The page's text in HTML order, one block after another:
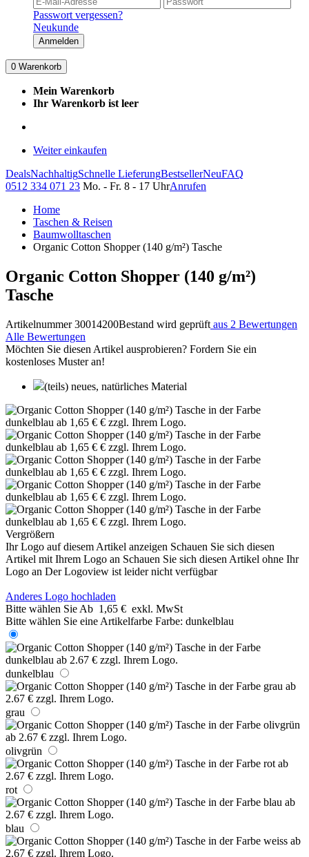
Passwort vergessen?
Neukunde
Anmelden
0 Warenkorb
Mein Warenkorb
Ihr Warenkorb ist leer
Weiter einkaufen
DealsNachhaltigSchnelle LieferungBestsellerNeuFAQ
0512 334 071 23 Mo. - Fr. 8 - 17 UhrAnrufen
Home
Taschen & Reisen
Baumwolltaschen
Organic Cotton Shopper (140 g/m²) Tasche
Organic Cotton Shopper (140 g/m²)
Tasche
Artikelnummer 30014200Bestand wird geprüft aus 2 Bewertungen
Alle Bewertungen
Möchten Sie diesen Artikel ausprobieren? Fordern Sie ein
kostenloses Muster an!
(teils) neues, natürliches Material
Vergrößern
Ihr Logo auf diesem Artikel anzeigen Schauen Sie sich diesen
Artikel mit Ihrem Logo an Schauen Sie sich diesen Artikel ohne Ihr
Logo an Der Logoview ist leider nicht verfügbar
Anderes Logo hochladen
Bitte wählen Sie Ab 1,65 € exkl. MwSt
Bitte wählen Sie eine Artikelfarbe Farbe: dunkelblau
dunkelblau
grau
olivgrün
rot
blau